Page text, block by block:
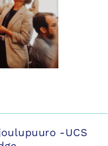
-UCS